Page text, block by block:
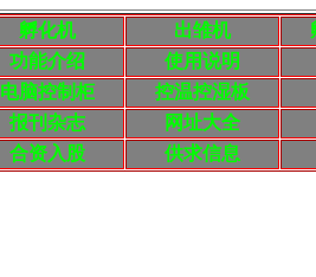
孵化机 出雏机
功能介绍
使用说明
电脑控制柜
控温控湿板
报刊杂志
网址大全
合资入股 供求信息